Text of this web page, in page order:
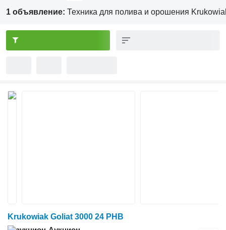
1 объявление: Техника для полива и орошения
Krukowiak Goliat 3000 24 PHB